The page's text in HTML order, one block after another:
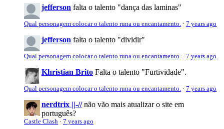
jefferson falta o talento "dança das laminas"
Qual personagem colocar o talento runa ou encantamento. · 7 years ago
jefferson falta o talento "dividir"
Qual personagem colocar o talento runa ou encantamento. · 7 years ago
Khristian Brito Falta o talento "Furtividade".
Qual personagem colocar o talento runa ou encantamento. · 7 years ago
nerdtrix ||-// não vão mais atualizar o site em
português?
Castle Clash · 7 years ago